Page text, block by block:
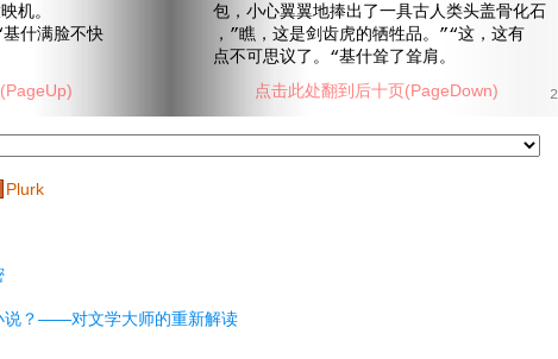
机。
什满脸不快
包，小心翼翼地捧出了一具古人类头盖骨化石
，”瞧，这是剑齿虎的牺牲品。”“这，这有
点不可思议了。“基什耸了耸肩。
2
Plurk
点击此处翻到后十页(PageDown)
说？——对文学大师的重新解读